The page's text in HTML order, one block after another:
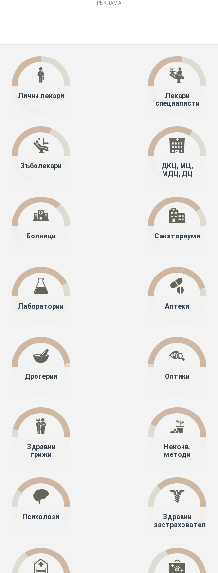
РЕКЛАМА
Лични лекари
Лекари
специалисти
Зъболекари
ДКЦ, МЦ,
МДЦ, ДЦ
Болници Санаториуми
Лаборатории Аптеки
Дрогерии Оптики
Здравни
грижи
Неконв.
методи
Психолози
Здравни
застрахователи